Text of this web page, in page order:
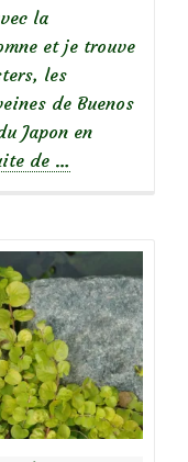
la
et je trouve
les
de Buenos
Japon en
de à
mon
jardin
:
les
graminées
de
mon
…